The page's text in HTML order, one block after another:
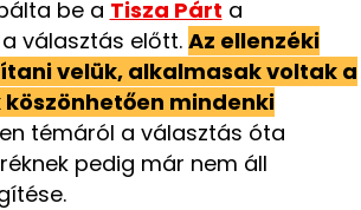
be a Tisza Párt a
választás előtt. Az ellenzéki
velük, alkalmasak voltak a
mindenki
témáról a választás óta
pedig már nem áll